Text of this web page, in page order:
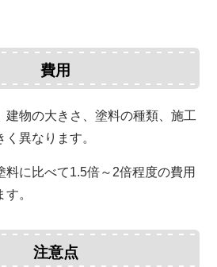
費用
建物の大きさ、塗料の種類、施工
異なります。
料に比べて1.5倍～2倍程度の費用
。
注意点